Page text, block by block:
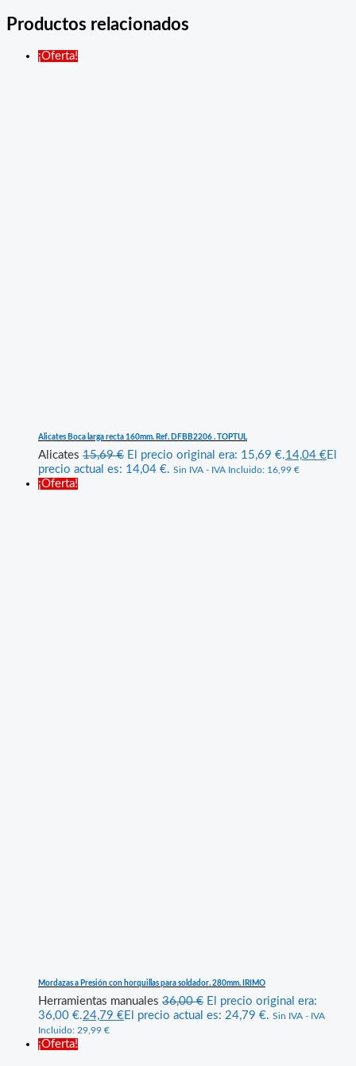
Productos relacionados
¡Oferta!
Alicates Boca larga recta 160mm. Ref. DFBB2206 . TOPTUL
Alicates 15,69€ El precio original era: 15,69 €.14,04 €El
precio actual es: 14,04 €. Sin IVA - IVA Incluido: 16,99 €
¡Oferta!
Mordazas a Presión con horquillas para soldador. 280mm. IRIMO
Herramientas manuales 36,00€ El precio original era:
36,00 €.24,79 €El precio actual es: 24,79 €. Sin IVA - IVA
Incluido: 29,99 €
¡Oferta!